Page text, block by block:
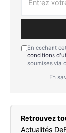
En cochant
conditions
soumises via
En
Retrouvez
Actualités